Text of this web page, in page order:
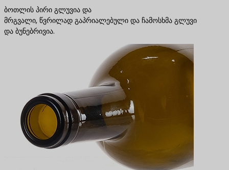
ბოთლის პირი გლუვია და
მრგვალი, წვრილად გაპრიალებული და ჩამოსხმა გლუვი
და ბუნებრივია.